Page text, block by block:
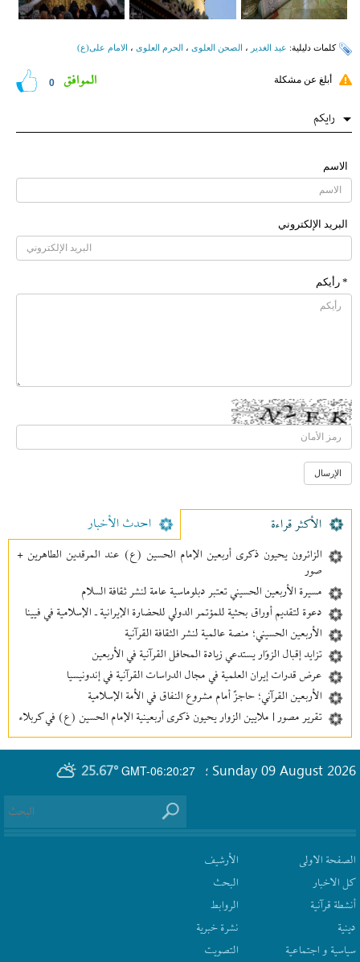
کلمات دلیلیة: عید الغدیر ، الصحن العلوی ، الحرم العلوی ، الامام علی(ع)
أبلغ عن مشكلة 0 الموافق
رایکم
الاسم
البرید الإلکتروني
* رأیکم
الأکثر قراءة احدث الأخبار
الزائرون يحيون ذكرى أربعين الإمام الحسين (ع) عند المرقدين الطاهرين +
صور
مسيرة الأربعين الحسيني تعتبر دبلوماسية عامة لنشر ثقافة السلام
دعوة لتقديم أوراق بحثية للمؤتمر الدولي للحضارة الإيرانية ـ الإسلامية في فيينا
الأربعين الحسيني؛ منصة عالمية لنشر الثقافة القرآنية
تزايد إقبال الزوّار يستدعي زيادة المحافل القرآنية في الأربعين
عرض قدرات إيران العلمية في مجال الدراسات القرآنية في إندونيسيا
الأربعين القرآني؛ حاجزٌ أمام مشروع النفاق في الأمة الإسلامية
تقرير مصور | ملايين الزوار يحيون ذكرى أربعينية الإمام الحسين (ع) في كربلاء
GMT-06:20:27
25.67° Sunday 09 August 2026 ؛
الصفحة الاولى
كل الاخبار
أنشطة قرآنیة
دينية
سیاسیة و اجتماعیة
الأرشیف
البحث
الروابط
نشرة‌ خبریة
التصويت